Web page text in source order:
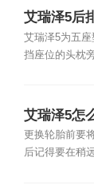
艾瑞泽5后
艾瑞泽5为五
挡座位的头枕
艾瑞泽5怎
更换轮胎前要
后记得要在稍